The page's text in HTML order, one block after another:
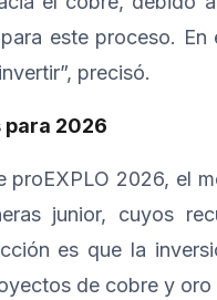
este proceso.
precisó.
para 2026
proEXPLO 2026, el
junior, cuyos
es que la
de cobre y